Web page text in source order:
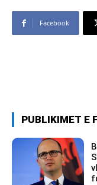
Facebook
PUBLIKIMET E